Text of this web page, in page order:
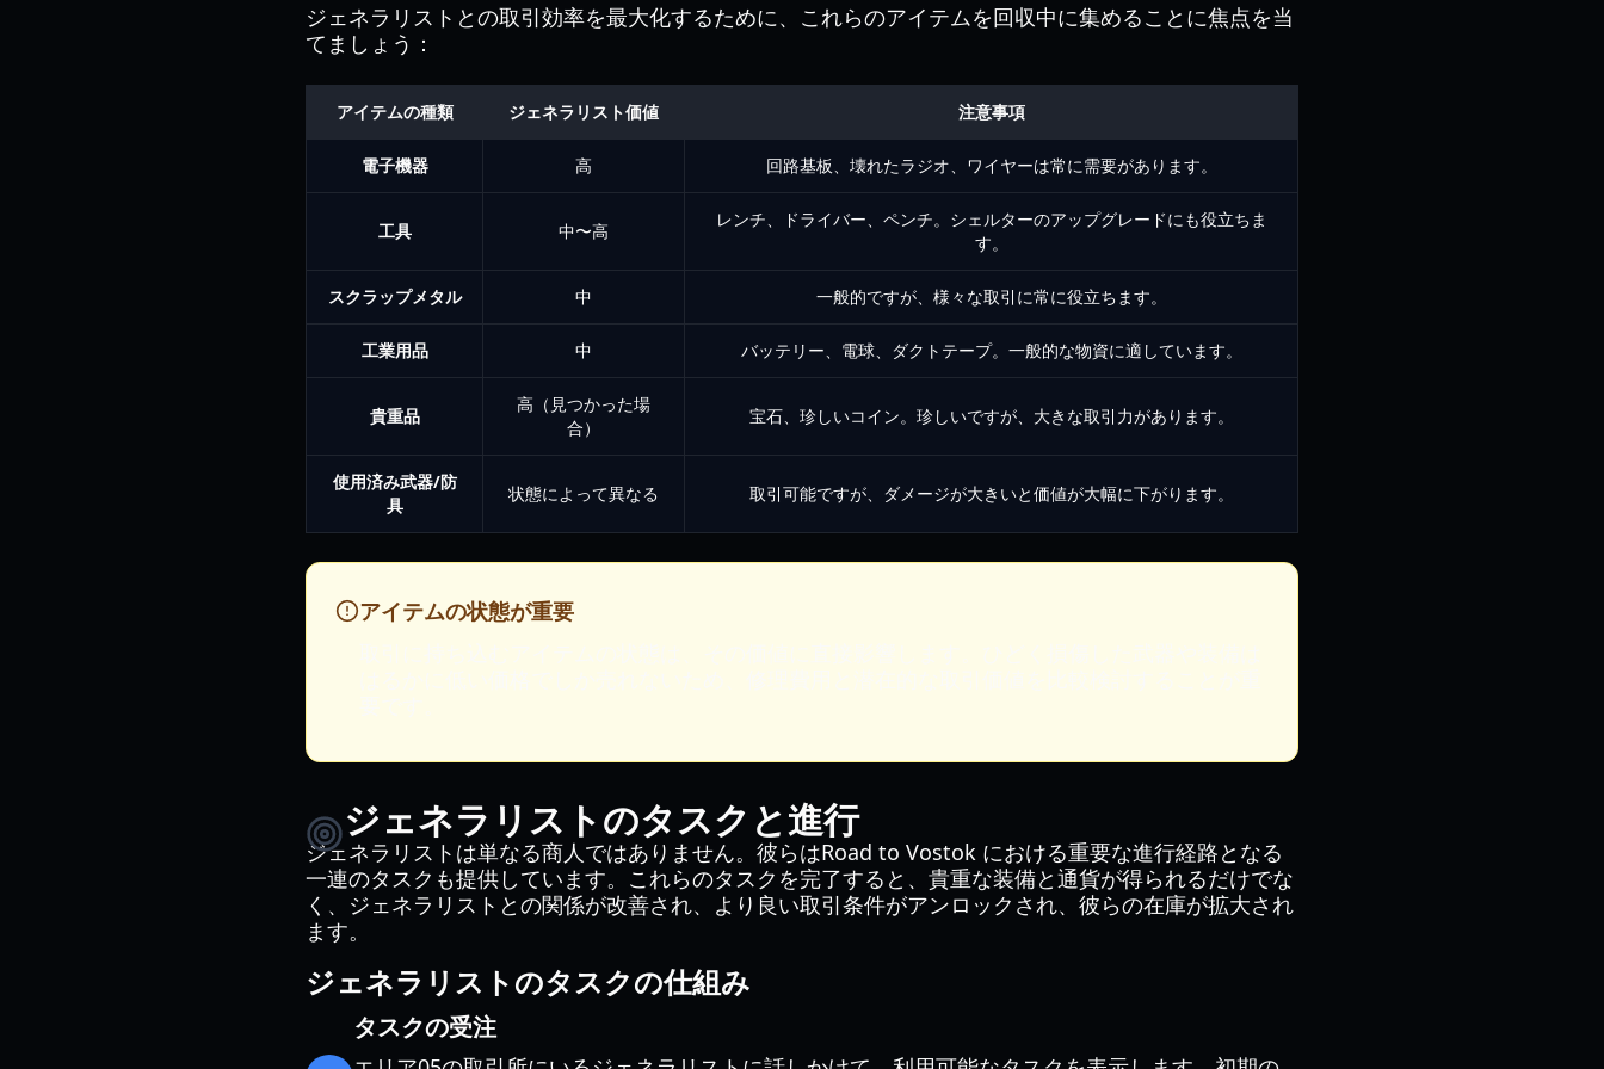
ジェネラリストとの取引効率を最大化するために、これらのアイテムを回収中に集めることに焦点を当
てましょう：
アイテムの種類 ジェネラリスト価値 注意事項
電子機器 高 回路基板、壊れたラジオ、ワイヤーは常に需要があります。
工具 中〜高
レンチ、ドライバー、ペンチ。シェルターのアップグレードにも役立ちま
す。
スクラップメタル 中 一般的ですが、様々な取引に常に役立ちます。
工業用品 中 バッテリー、電球、ダクトテープ。一般的な物資に適しています。
貴重品
高（見つかった場
合）
宝石、珍しいコイン。珍しいですが、大きな取引力があります。
使用済み武器/防
具
状態によって異なる 取引可能ですが、ダメージが大きいと価値が大幅に下がります。
アイテムの状態が重要
ジェネラリストのタスクと進行
ジェネラリストは単なる商人ではありません。彼らはRoad to Vostok における重要な進行経路となる
一連のタスクも提供しています。これらのタスクを完了すると、貴重な装備と通貨が得られるだけでな
く、ジェネラリストとの関係が改善され、より良い取引条件がアンロックされ、彼らの在庫が拡大され
ます。
ジェネラリストのタスクの仕組み
タスクの受注